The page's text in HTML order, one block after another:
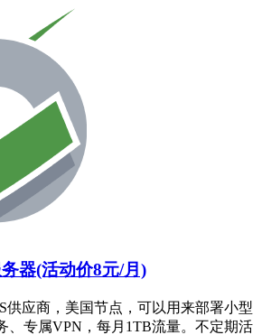
器(活动价8元/月)
供应商，美国节点，可以用来部署小型
、专属VPN，每月1TB流量。不定期活